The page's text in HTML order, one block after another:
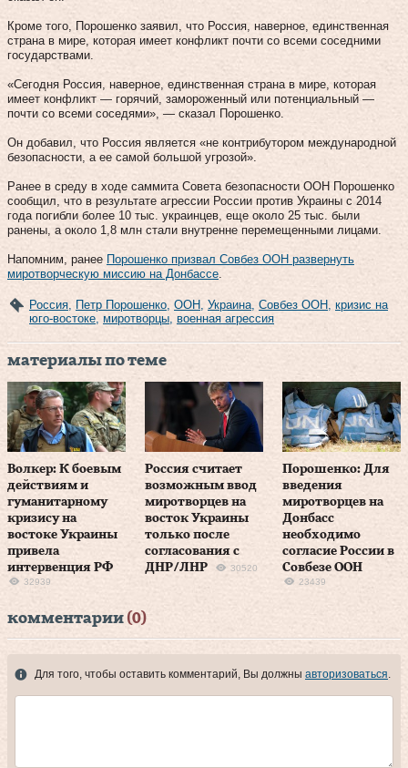
Кроме того, Порошенко заявил, что Россия, наверное, единственная
страна в мире, которая имеет конфликт почти со всеми соседними
государствами.
«Сегодня Россия, наверное, единственная страна в мире, которая
имеет конфликт — горячий, замороженный или потенциальный —
почти со всеми соседями», — сказал Порошенко.
Он добавил, что Россия является «не контрибутором международной
безопасности, а ее самой большой угрозой».
Ранее в среду в ходе саммита Совета безопасности ООН Порошенко
сообщил, что в результате агрессии России против Украины с 2014
года погибли более 10 тыс. украинцев, еще около 25 тыс. были
ранены, а около 1,8 млн стали внутренне перемещенными лицами.
Напомним, ранее Порошенко призвал Совбез ООН развернуть
миротворческую миссию на Донбассе
Россия Петр Порошенко ООН Украина Совбез ООН кризис на
юго-востоке миротворцы военная агрессия
материалы по теме
Волкер: К боевым
действиям и
гуманитарному
кризису на
востоке Украины
привела
интервенция РФ
32939
Россия считает
возможным ввод
миротворцев на
восток Украины
только после
согласования с
ДНР/ЛНР
30520
Порошенко: Для
введения
миротворцев на
Донбасс
необходимо
согласие России в
Совбезе ООН
23439
комментарии (0)
Для того, чтобы оставить комментарий, Вы должны авторизоваться.